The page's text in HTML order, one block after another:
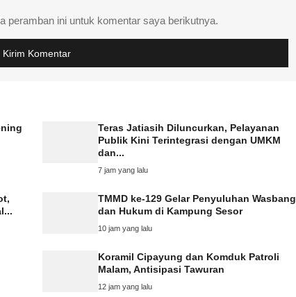
peramban ini untuk komentar saya berikutnya.
Teras Jatiasih Diluncurkan, Pelayanan
Publik Kini Terintegrasi dengan UMKM
dan...
7 jam yang lalu
TMMD ke-129 Gelar Penyuluhan Wasbang
dan Hukum di Kampung Sesor
10 jam yang lalu
Koramil Cipayung dan Komduk Patroli
Malam, Antisipasi Tawuran
12 jam yang lalu